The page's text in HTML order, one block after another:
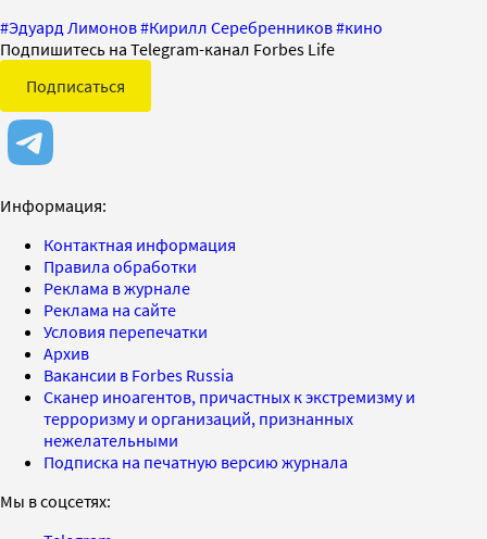
#Эдуард Лимонов#Кирилл Серебренников#кино
Подпишитесь на Telegram-канал Forbes Life
Подписаться
Информация:
Контактная информация
Правила обработки
Реклама в журнале
Реклама на сайте
Условия перепечатки
Архив
Вакансии в Forbes Russia
Сканер иноагентов, причастных к экстремизму и
терроризму и организаций, признанных
нежелательными
Подписка на печатную версию журнала
Мы в соцсетях: